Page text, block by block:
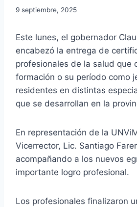
9 septiembre, 2025
Este lunes, el gobernador
encabezó la entrega de
profesionales de la salud que
formación o su período como
residentes en distintas
que se desarrollan en la
En representación de la
Vicerrector, Lic. Santiago
acompañando a los nuevos
importante logro profesional.
Los profesionales finalizaron